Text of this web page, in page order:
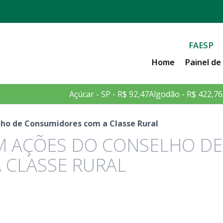
FAESP
Home
Painel
Açúcar - SP - R$ 92,47Algodão - R$ 422,76
de Consumidores com a Classe Rural
AÇÕES DO CONSELHO DE
RURAL